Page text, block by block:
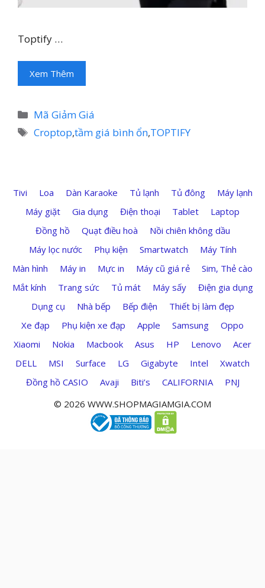
Toptify …
Xem Thêm
Danh
mục
Mã Giảm Giá
Thẻ
Croptop,tầm giá bình ổn,TOPTIFY
Tivi Loa Dàn Karaoke Tủ lạnh Tủ đông
Máy lạnh
Máy giặt
Gia dụng Điện thoại Tablet
Laptop
Đồng hồ
Quạt điều hoà
Nồi chiên không dầu
Máy lọc nước
Phụ kiện Smartwatch
Máy Tính
Màn hình
Máy in Mực in Máy cũ giá rẻ
Sim, Thẻ cào
Mắt kính
Trang sức Tủ mát Máy sấy
Điện gia dụng
Dụng cụ
Nhà bếp Bếp điện
Thiết bị làm đẹp
Xe đạp
Phụ kiện xe đạp Apple Samsung
Oppo
Xiaomi
Nokia Macbook Asus HP Lenovo
Acer
DELL
MSI Surface LG Gigabyte Intel
Xwatch
Đồng hồ CASIO
Avaji Biti’s CALIFORNIA
PNJ
© 2026 WWW.SHOPMAGIAMGIA.COM